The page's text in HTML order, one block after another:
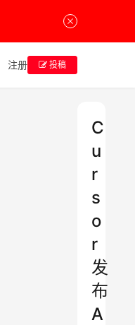
注册 投稿
C
u
r
s
o
r
发
布
A